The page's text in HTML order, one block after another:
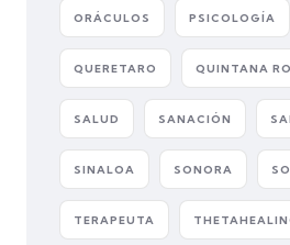
ORÁCULOS PSICOLOGÍA
QUERETARO QUINTANA
SALUD SANACIÓN
SINALOA SONORA
TERAPEUTA